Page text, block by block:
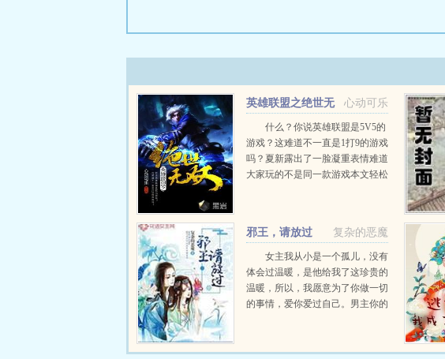
心动可乐
英雄联盟之绝世无
什么？你说英雄联盟是5V5的
游戏？这难道不一直是1打9的游戏
吗？夏新露出了一脸凝重表情难道
大家玩的不是同一款游戏本文轻松
复杂的恶魔
邪王，请放过
女主我从小是一个孤儿，没有
体会过温暖，是他给我了这珍贵的
温暖，所以，我愿意为了你做一切
的事情，爱你爱过自己。男主你的
为男主而穿越到一个不知名大陆而